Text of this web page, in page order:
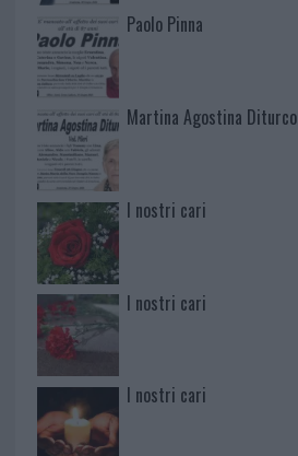
Paolo Pinna
Martina Agostina Diturco
I nostri cari
I nostri cari
I nostri cari